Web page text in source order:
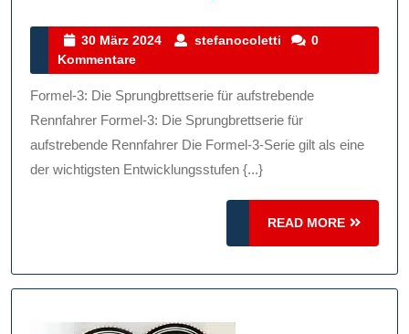
Der
3:
Technik
Und
Talent
Im
30 März 2024
30
2024
stefanocoletti stefanocoletti
0
Kommentare
Formel-3: Die Sprungbrettserie für aufstrebende
Rennfahrer Formel-3: Die Sprungbrettserie für
aufstrebende Rennfahrer Die Formel-3-Serie gilt als eine
der wichtigsten Entwicklungsstufen {...}
READ MORE
READ
MORE